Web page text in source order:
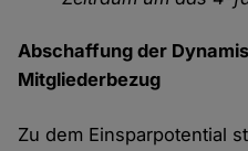
Abschaffung der
Mitgliederbezug
Zu dem Einsparpotential